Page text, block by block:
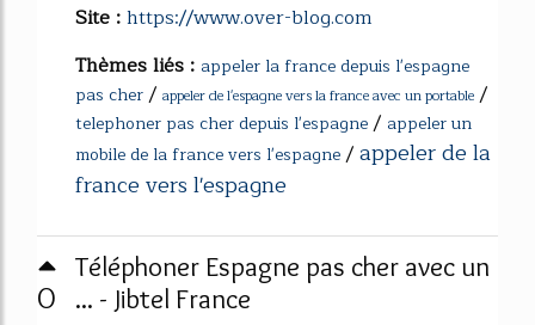
Site :https://www.over-blog.com
Thèmes liés : appeler la france depuis l'espagne
pas cher/ appeler de l'espagne vers la france avec un portable /
telephoner pas cher depuis l'espagne/ appeler un
mobile de la france vers l'espagne/appeler de la
france vers l'espagne
0
Téléphoner Espagne pas cher avec un
... - Jibtel France